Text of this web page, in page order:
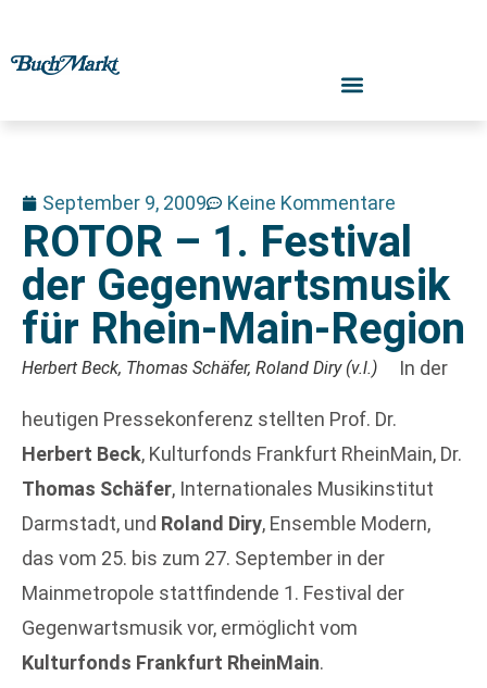
September 9, 2009 Keine Kommentare
ROTOR – 1. Festival
der Gegenwartsmusik
für Rhein-Main-Region
Herbert Beck, Thomas Schäfer, Roland Diry (v.l.) In der
heutigen Pressekonferenz stellten Prof. Dr.
Herbert Beck, Kulturfonds Frankfurt RheinMain, Dr.
Thomas Schäfer, Internationales Musikinstitut
Darmstadt, und Roland Diry, Ensemble Modern,
das vom 25. bis zum 27. September in der
Mainmetropole stattfindende 1. Festival der
Gegenwartsmusik vor, ermöglicht vom
Kulturfonds Frankfurt RheinMain.